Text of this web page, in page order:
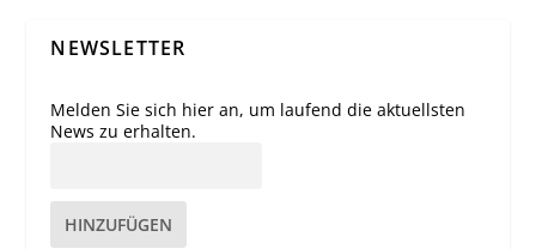
NEWSLETTER
Melden Sie sich hier an, um laufend die aktuellsten
News zu erhalten.
HINZUFÜGEN